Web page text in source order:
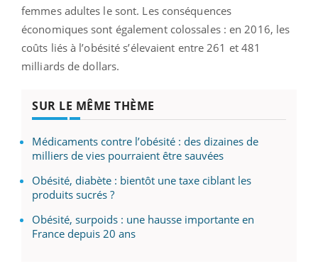
femmes adultes le sont. Les conséquences
économiques sont également colossales : en 2016, les
coûts liés à l’obésité s’élevaient entre 261 et 481
milliards de dollars.
SUR LE MÊME THÈME
Médicaments contre l’obésité : des dizaines de
milliers de vies pourraient être sauvées
Obésité, diabète : bientôt une taxe ciblant les
produits sucrés ?
Obésité, surpoids : une hausse importante en
France depuis 20 ans